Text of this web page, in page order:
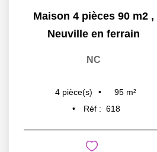
Maison 4 pièces 90 m2 ,
Neuville en ferrain
NC
4 pièce(s) 95 m²
Réf : 618